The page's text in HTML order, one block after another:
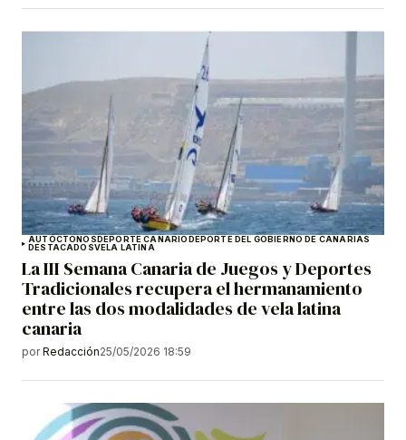
AUTÓCTONOS DEPORTE CANARIO DEPORTE DEL GOBIERNO DE CANARIAS
DESTACADOSVELA LATINA
La III Semana Canaria de Juegos y Deportes
Tradicionales recupera el hermanamiento
entre las dos modalidades de vela latina
canaria
por Redacción25/05/2026 18:59